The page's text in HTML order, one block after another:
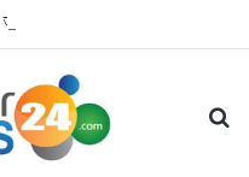
শহীদের পরিবার